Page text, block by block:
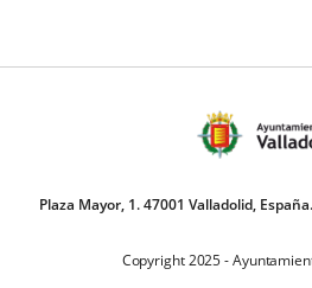
Plaza Mayor, 1. 47001 Valladolid,
Copyright 2025 -